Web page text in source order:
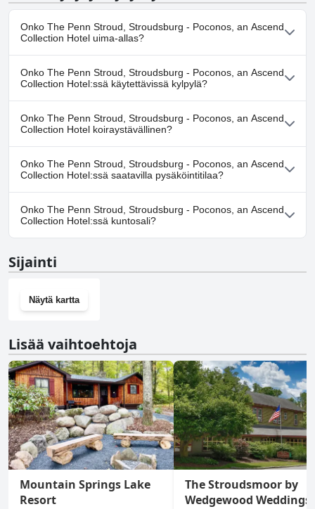
Onko The Penn Stroud, Stroudsburg - Poconos, an Ascend
Collection Hotel uima-allas?
Ei, The Penn Stroud, Stroudsburg - Poconos, an Ascend
Collection Hotel ei ole uima-allasta.
Onko The Penn Stroud, Stroudsburg - Poconos, an Ascend
Collection Hotel:ssä käytettävissä kylpylä?
Ei, The Penn Stroud, Stroudsburg - Poconos, an Ascend
Collection Hotel ei tarjoa kylpylää.
Onko The Penn Stroud, Stroudsburg - Poconos, an Ascend
Collection Hotel koiraystävällinen?
Ei, The Penn Stroud, Stroudsburg - Poconos, an Ascend
Collection Hotel ei salli koiria.
Onko The Penn Stroud, Stroudsburg - Poconos, an Ascend
Collection Hotel:ssä saatavilla pysäköintitilaa?
Kyllä, The Penn Stroud, Stroudsburg - Poconos, an Ascend
Collection Hotel tarjoaa pysäköintimahdollisuuden.
Onko The Penn Stroud, Stroudsburg - Poconos, an Ascend
Collection Hotel:ssä kuntosali?
Collection Hotel on kuntosali.
Sijainti
Näytä kartta
Lisää vaihtoehtoja
Mountain Springs Lake
Resort
The Stroudsmoor by
Wedgewood Weddings